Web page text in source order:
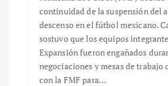
continuidad de la suspensión del
descenso en el fútbol mexicano.
sostuvo que los equipos
Expansión fueron engañados
negociaciones y mesas de trabajo
con la FMF para…